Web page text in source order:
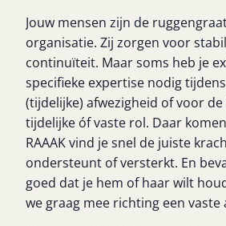
Jouw mensen zijn de
organisatie. Zij zorgen voor
continuïteit. Maar soms heb je
specifieke expertise nodig
(tijdelijke) afwezigheid of voor
tijdelijke óf vaste rol. Daar
RAAAK vind je snel de juiste
ondersteunt of versterkt. En
goed dat je hem of haar wilt
we graag mee richting een vaste